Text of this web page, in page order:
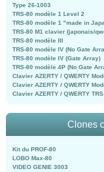
Type 26-1003
TRS-80 modèle 1 Level 2
TRS-80 modèle 1 "made in
TRS-80 M1 clavier (japonais/
TRS-80 modèle III
TRS-80 modèle IV (No Gate
TRS-80 modèle IV (Gate Array)
TRS-80 modèle 4P (No Gate
Clavier AZERTY / QWERTY
Clavier AZERTY / QWERTY
Clavier AZERTY / QWERTY
Clones
Kit du PROF-80
LOBO Max-80
VIDEO GENIE 3003